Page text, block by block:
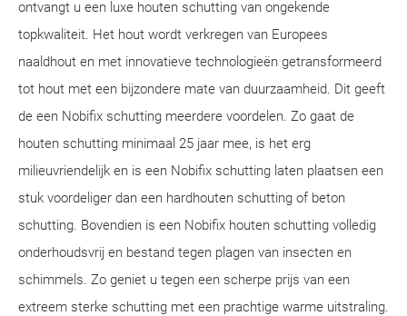
ontvangt u een luxe houten schutting van ongekende
topkwaliteit. Het hout wordt verkregen van Europees
naaldhout en met innovatieve technologieën getransformeerd
tot hout met een bijzondere mate van duurzaamheid. Dit geeft
de een Nobifix schutting meerdere voordelen. Zo gaat de
houten schutting minimaal 25 jaar mee, is het erg
milieuvriendelijk en is een Nobifix schutting laten plaatsen een
stuk voordeliger dan een hardhouten schutting of beton
schutting. Bovendien is een Nobifix houten schutting volledig
onderhoudsvrij en bestand tegen plagen van insecten en
schimmels. Zo geniet u tegen een scherpe prijs van een
extreem sterke schutting met een prachtige warme uitstraling.